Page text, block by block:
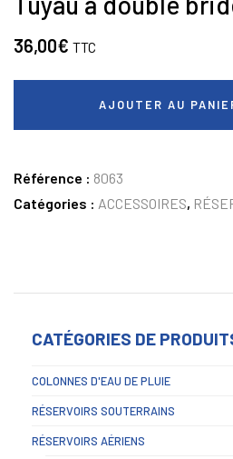
36,00€ TTC
AJOUTER AU
Référence : 8063
Catégories : ACCESSOIRES,
CATÉGORIES DE
COLONNES D'EAU DE PLUIE
RÉSERVOIRS SOUTERRAINS
RÉSERVOIRS AÉRIENS